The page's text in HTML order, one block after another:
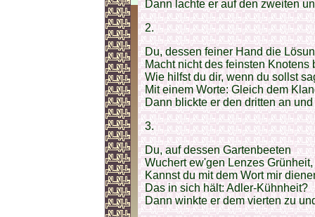
Dann lachte er auf den zweiten
2.
Du, dessen feiner Hand die
Macht nicht des feinsten Knotens
Wie hilfst du dir, wenn du sollst
Mit einem Worte: Gleich dem
Dann blickte er den dritten an und
3.
Du, auf dessen Gartenbeeten
Wuchert ew'gen Lenzes Grünheit,
Kannst du mit dem Wort mir
Das in sich hält: Adler-Kühnheit?
Dann winkte er dem vierten zu